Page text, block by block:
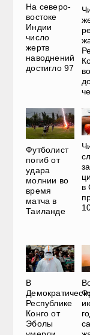
На северо-
востоке
Индии
число
жертв
наводнений
достигло 97
Футболист
погиб от
удара
молнии во
время
матча в
Таиланде
в
В
Республике
Конго от
Эболы